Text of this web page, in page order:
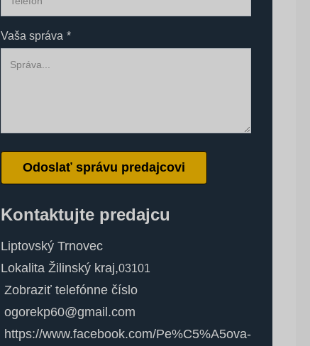
Kontaktujte predajcu
Liptovský Trnovec
Lokalita Žilinský kraj,03101
Zobraziť telefónne číslo
ogorekp60@gmail.com
https://www.facebook.com/Pe%C5%A5ova-
Vaša správa *
Odoslať správu predajcovi